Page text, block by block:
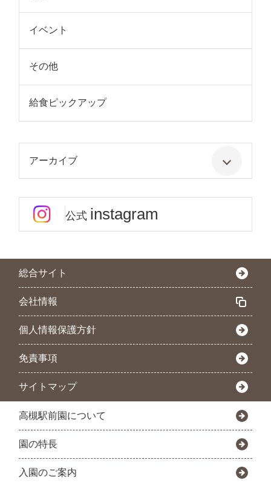
イベント
その他
給食ピックアップ
アーカイブ
公式 instagram
総合サイト
会社情報
個人情報保護方針
免責事項
サイトマップ
高槻駅前園について
園の特長
入園のご案内